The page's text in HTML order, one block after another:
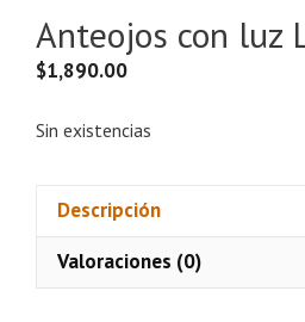
Anteojos con luz
$1,890.00
Sin existencias
Descripción
Valoraciones (0)